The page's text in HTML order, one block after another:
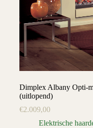
Dimplex Albany Opti-
(uitlopend)
€2.009,00
Elektrische